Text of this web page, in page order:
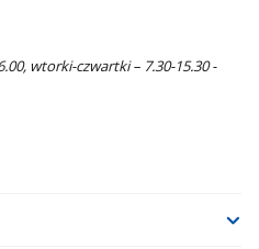
wtorki-czwartki – 7.30-15.30 -